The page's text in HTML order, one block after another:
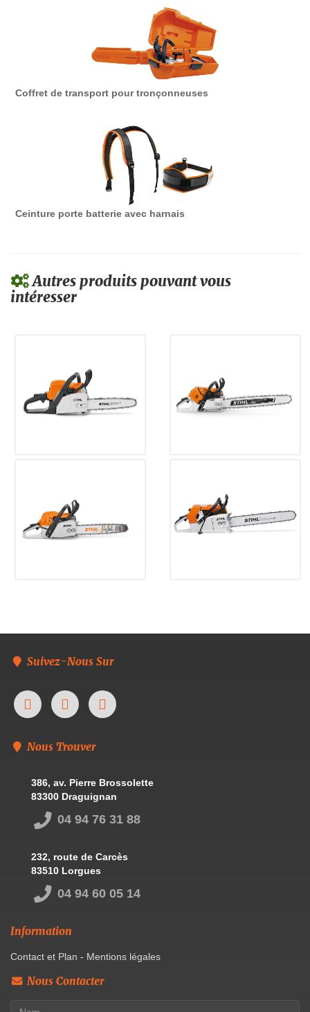
Coffret de transport pour tronçonneuses
Ceinture porte batterie avec harnais
Autres produits pouvant vous
intéresser
Suivez-Nous Sur
Nous Trouver
386, av. Pierre Brossolette
83300 Draguignan
04 94 76 31 88
232, route de Carcès
83510 Lorgues
04 94 60 05 14
Information
Contact et Plan - Mentions légales
Nous Contacter